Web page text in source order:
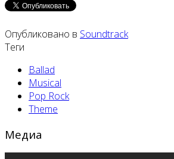
Опубликовано в Soundtrack
Теги
Ballad
Musical
Pop Rock
Theme
Медиа